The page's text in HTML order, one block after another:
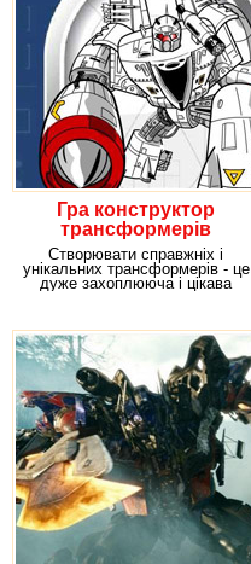
Гра конструктор
трансформерів
Створювати справжніх і
унікальних трансформерів - це
дуже захоплююча і цікава